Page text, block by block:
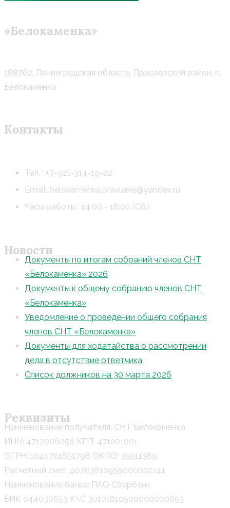
«Белокаменка»
188762, Ленинградская область, Приозерский район, п.
Белокаменка
Контакты
Тел. : +7-921-314-19-22
Email: belokamenka.pravlenie@yandex.ru
Часы работы : 14:00 - 16:00 (Сб.)
Новости
Документы по итогам собраний членов СНТ
«Белокаменка» 2026
Документы к общему собранию членов СНТ
«Белокаменка»
Уведомление о проведении общего собрания
членов СНТ «Белокаменка»
Документы для ходатайства о рассмотрении
дела в отсутствие ответчика
Список должников на 30 марта 2026
Реквизиты
Наименование получателя: СНТ Белокаменка
ИНН: 4712006056 КПП: 471201001
ОГРН: 1024701651798 ОКПО: 39511389
Расчетный счет: 40703810955000002141
Наименование банка: ПАО Сбербанк
БИК 044030653 К\С 30101810500000000653